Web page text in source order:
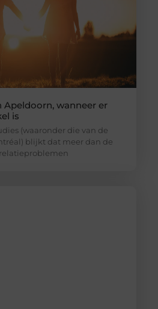
Apeldoorn, wanneer er
is
(waaronder die van de
blijkt dat meer dan de